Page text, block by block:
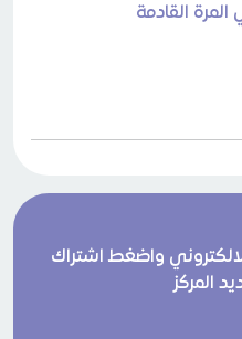
القادمة
واضغط اشتراك
المركز